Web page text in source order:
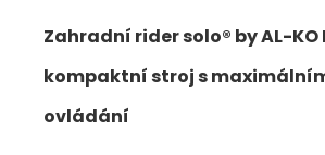
Zahradní rider solo® by AL-KO
kompaktní stroj s
ovládání